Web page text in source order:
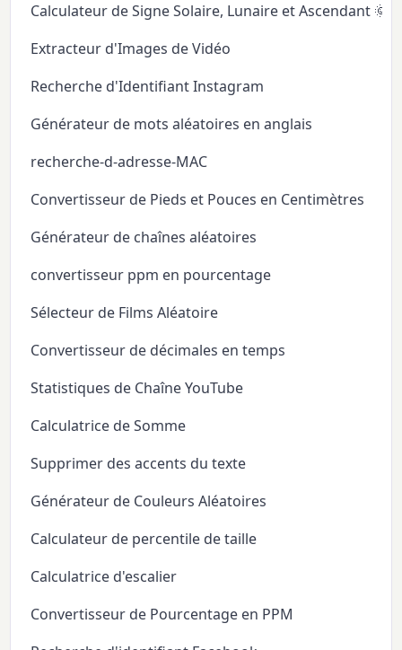
Calculateur de Signe Solaire, Lunaire et Ascendant
Extracteur d'Images de Vidéo
Recherche d'Identifiant Instagram
Générateur de mots aléatoires en anglais
recherche-d-adresse-MAC
Convertisseur de Pieds et Pouces en Centimètres
Générateur de chaînes aléatoires
convertisseur ppm en pourcentage
Sélecteur de Films Aléatoire
Convertisseur de décimales en temps
Statistiques de Chaîne YouTube
Calculatrice de Somme
Supprimer des accents du texte
Générateur de Couleurs Aléatoires
Calculateur de percentile de taille
Calculatrice d'escalier
Convertisseur de Pourcentage en PPM